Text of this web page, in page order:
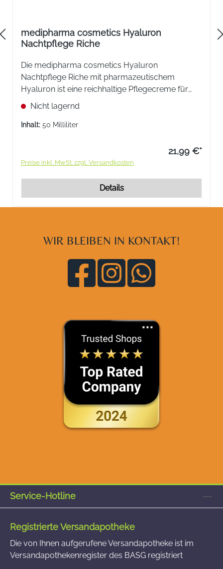
medipharma cosmetics Hyaluron
Nachtpflege Riche
Die medipharma cosmetics Hyaluron
Nachtpflege Riche mit pharmazeutischem
Hyaluron ist eine reichhaltige Pflegecreme für
Gesicht, Hals und Dekolleté, spendet intensive
Feuchtigkeit und reduziert Fältchen.
Nicht lagernd
Inhalt: 50 Milliliter
21,99 €*
Preise inkl. MwSt. zzgl. Versandkosten
Details
WIR BLEIBEN IN KONTAKT!
Service-Hotline
Registrierte Versandapotheke
Die von Ihnen aufgerufene Versandapotheke ist im
Versandapothekenregister des BASG registriert